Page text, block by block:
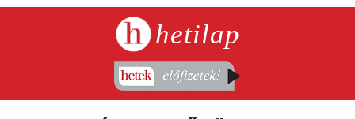
hetilap